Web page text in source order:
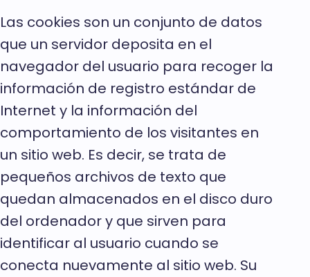
Las cookies son un conjunto de datos
que un servidor deposita en el
navegador del usuario para recoger la
información de registro estándar de
Internet y la información del
comportamiento de los visitantes en
un sitio web. Es decir, se trata de
pequeños archivos de texto que
quedan almacenados en el disco duro
del ordenador y que sirven para
identificar al usuario cuando se
conecta nuevamente al sitio web. Su